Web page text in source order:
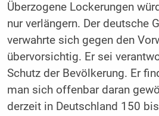
Überzogene Lockerungen
nur verlängern. Der deutsche
verwahrte sich gegen den
übervorsichtig. Er sei
Schutz der Bevölkerung. Er
man sich offenbar daran
derzeit in Deutschland 150